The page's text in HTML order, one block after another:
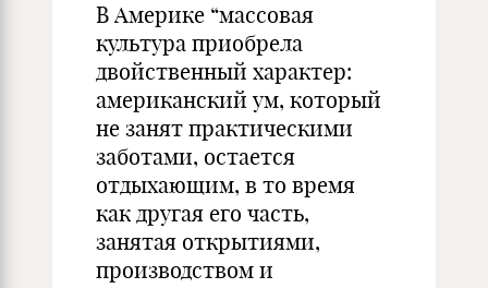
В Америке “массовая
культура приобрела
двойственный характер:
американский ум, который
не занят практическими
заботами, остается
отдыхающим, в то время
как другая его часть,
занятая открытиями,
производством и